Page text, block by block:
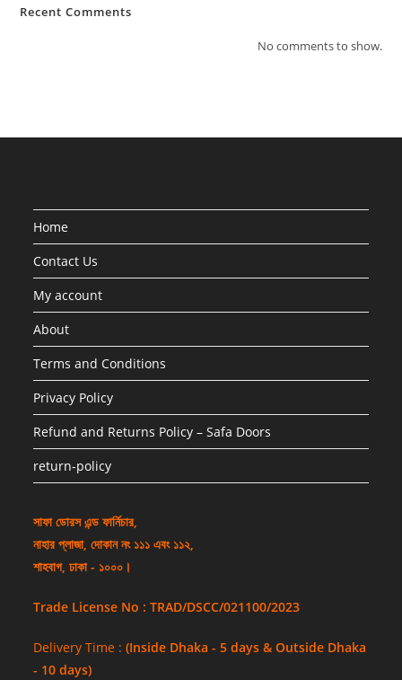
Recent Comments
No comments to show.
Home
Contact Us
My account
About
Terms and Conditions
Privacy Policy
Refund and Returns Policy – Safa Doors
return-policy
সাফা ডোরস এন্ড ফার্নিচার,
নাহার প্লাজা, দোকান নং ১১১ এবং ১১২,
শাহবাগ, ঢাকা - ১০০০।
Trade License No : TRAD/DSCC/021100/2023
Delivery Time :(Inside Dhaka - 5 days & Outside Dhaka
- 10 days)